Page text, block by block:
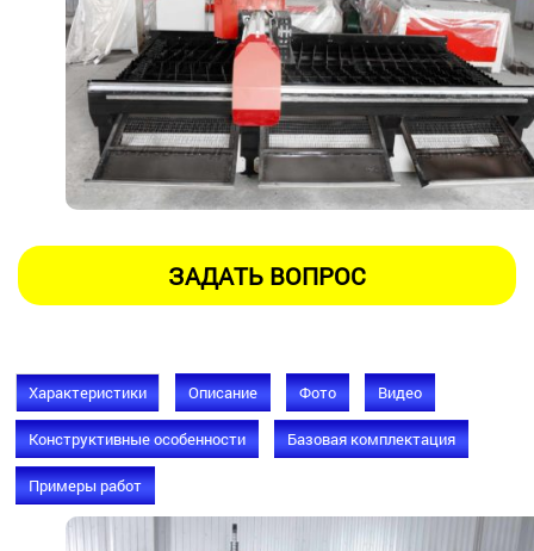
Характеристики Описание Фото Видео
Конструктивные особенности Базовая комплектация
Примеры работ